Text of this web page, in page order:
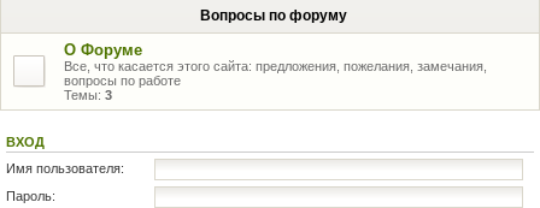
Вопросы по форуму
О Форуме
Все, что касается этого сайта: предложения, пожелания, замечания,
вопросы по работе
Темы: 3
ВХОД
Имя пользователя:
Пароль: